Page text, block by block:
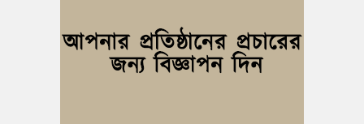
কুমিল্লায় যৌতুকের টাকা না পেয়ে স্ত্রীকে পিটিয়ে হাত ভাঙার অভিযোগ,